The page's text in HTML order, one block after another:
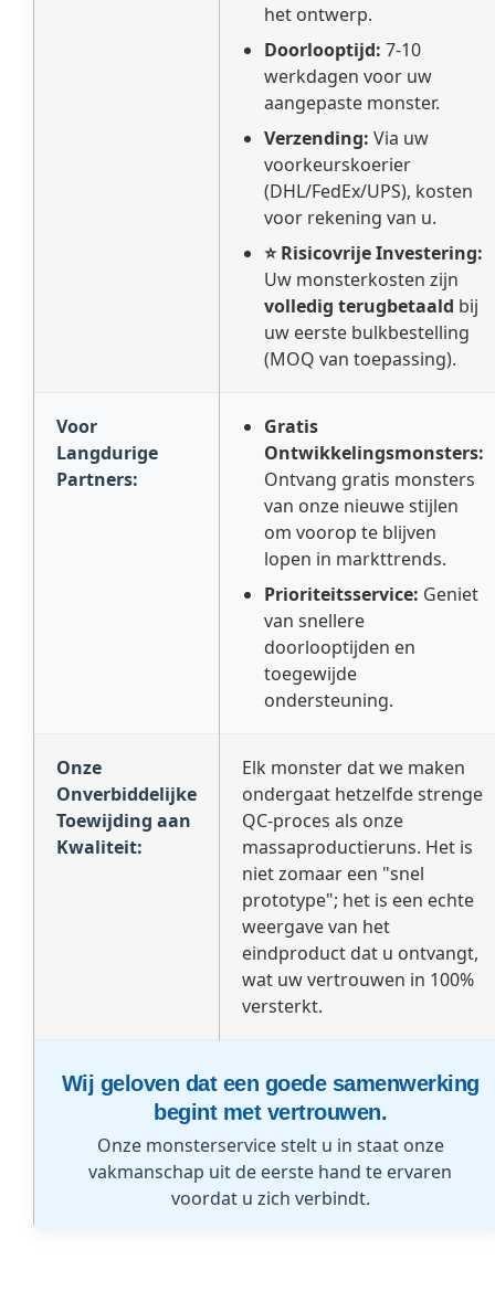
het ontwerp.
Doorlooptijd: 7-10
werkdagen voor uw
aangepaste monster.
Verzending: Via uw
voorkeurskoerier
(DHL/FedEx/UPS), kosten
voor rekening van u.
⭐ Risicovrije Investering:
Uw monsterkosten zijn
volledig terugbetaald bij
uw eerste bulkbestelling
(MOQ van toepassing).
Voor
Langdurige
Partners:
Gratis
Ontwikkelingsmonsters:
Ontvang gratis monsters
van onze nieuwe stijlen
om voorop te blijven
lopen in markttrends.
Prioriteitsservice: Geniet
van snellere
doorlooptijden en
toegewijde
ondersteuning.
Onze
Onverbiddelijke
Toewijding aan
Kwaliteit:
Elk monster dat we maken
ondergaat hetzelfde strenge
QC-proces als onze
massaproductieruns. Het is
niet zomaar een "snel
prototype"; het is een echte
weergave van het
eindproduct dat u ontvangt,
wat uw vertrouwen in 100%
versterkt.
Wij geloven dat een goede samenwerking
begint met vertrouwen.
Onze monsterservice stelt u in staat onze
vakmanschap uit de eerste hand te ervaren
voordat u zich verbindt.